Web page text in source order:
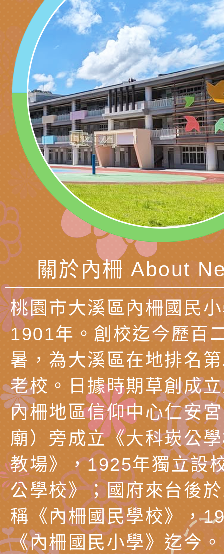
時光」海報
『原原』不絕－親子
會」
理「桃園市115年度
職員及家長特教知能
轉知中華民國全國家
會（以下簡稱全家協
115年國民小學學生
明會」
轉知台中市身心障礙
協會辦理「臺中市第
之光身心障礙繪畫徵
展」活動
檢送國立臺南大學辦
視覺障礙學生儀表及
學研習」實施計畫(
「區域職業試探與體
心」、「自造教育及
中心」及「國中小職
習營」等師生，參訪
「第56屆全國技能競
轉知本市辦理「115
者保齡球賽」
檢送桃園市政府LED
字稿及LCD託播影（
轉知衛生福利部社會
檢送該部國民健康
產期高風險孕產婦（
關懷計畫」說明1份
有關社團法人中華民
家長協會(以下稱該
「115年度『視界同
庭支持與分享系列講
場線上座談會」活動
檢送桃園市政府家庭
「小桃家3月課程資
檢送本府新聞處115
安全宣導標語播放表
宣導影像素材
檢送行政院新聞傳播
月份公共服務政策溝
其合輯一覽表1份（
https://reurl.cc/
檢送桃園市立慈文國
「115學年度體育班
明會」
函轉有關司法院辦理
制度宣導活動
財團法人人本教育文
擬舉辦『教出會思考
孩-2026森林小學巡
向AI對親子關係的挑
桃園市八德區大成國
辦「桃園市115學年
藝術才能音樂班鑑定
長說明會
有關本局製作本市「
站學生心理關懷平臺
桃園市平鎮區忠貞國
辦「桃園市115學年
藝術才能國樂班鑑定
長說明會
轉知國立高雄師範大
「2026全國特殊教
學術研討會」暨徵稿
函轉內政部檢送修正
反詐宣導影片連結一
函轉內政部為強化社
詐知能及宣導檢察官
官制度中協助被害人
檢送本市馬祖新村眷
區「馬村設計實驗室
信誼基金會於3／14
關於內柵 About
桃園市大溪區內柵國民
1901年。創校迄今歷百
暑，為大溪區在地排名
老校。日據時期草創成
內柵地區信仰中心仁安
廟）旁成立《大科崁公
教場》，1925年獨立設
公學校》；國府來台後
稱《內柵國民學校》，
《內柵國民小學》迄今。